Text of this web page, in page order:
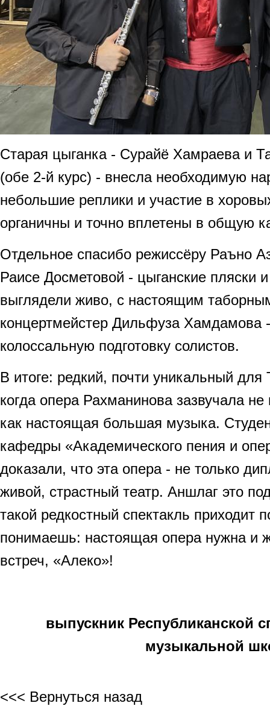
Старая цыганка - Сурайё Хамраева и
(обе 2-й курс) - внесла необходимую
небольшие реплики и участие в
органичны и точно вплетены в общую
Отдельное спасибо режиссёру Раъно
Раисе Досметовой - цыганские пляски
выглядели живо, с настоящим
концертмейстер Дильфуза Хамдамова
колоссальную подготовку солистов.
В итоге: редкий, почти уникальный для
когда опера Рахманинова зазвучала
как настоящая большая музыка.
кафедры «Академического пения и
доказали, что эта опера - не только
живой, страстный театр. Аншлаг это
такой редкостный спектакль приходит
понимаешь: настоящая опера нужна и
встреч, «Алеко»!
выпускник Республиканской
музыкальной
<<< Вернуться назад